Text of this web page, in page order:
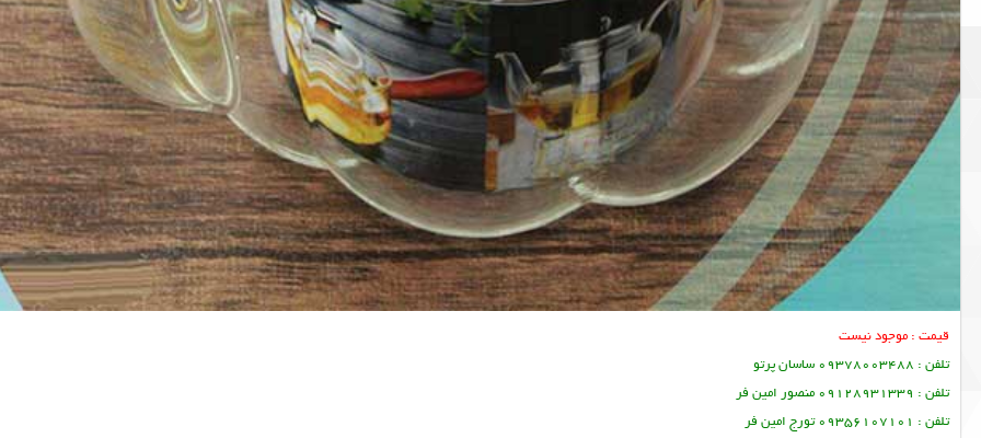
قیمت : موجود نیست
تلفن : 09378003488 ساسان پرتو
تلفن : 09128931339 منصور امین فر
تلفن : 09356107101 تورج امین فر